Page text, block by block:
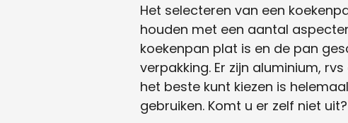
Het selecteren van een
houden met een aantal
koekenpan plat is en de pan
verpakking. Er zijn aluminium,
het beste kunt kiezen is
gebruiken. Komt u er zelf niet